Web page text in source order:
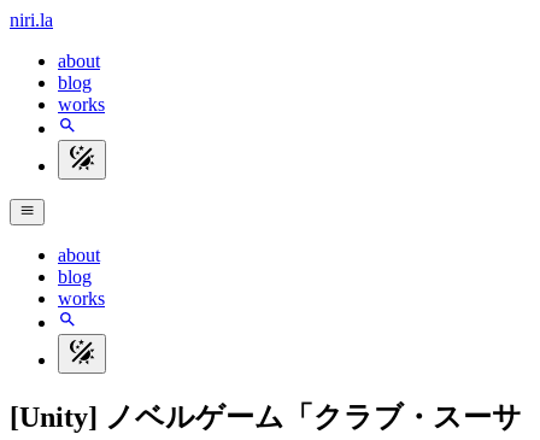
niri.la
about
blog
works
about
blog
works
[Unity] ノベルゲーム「クラブ・スーサ